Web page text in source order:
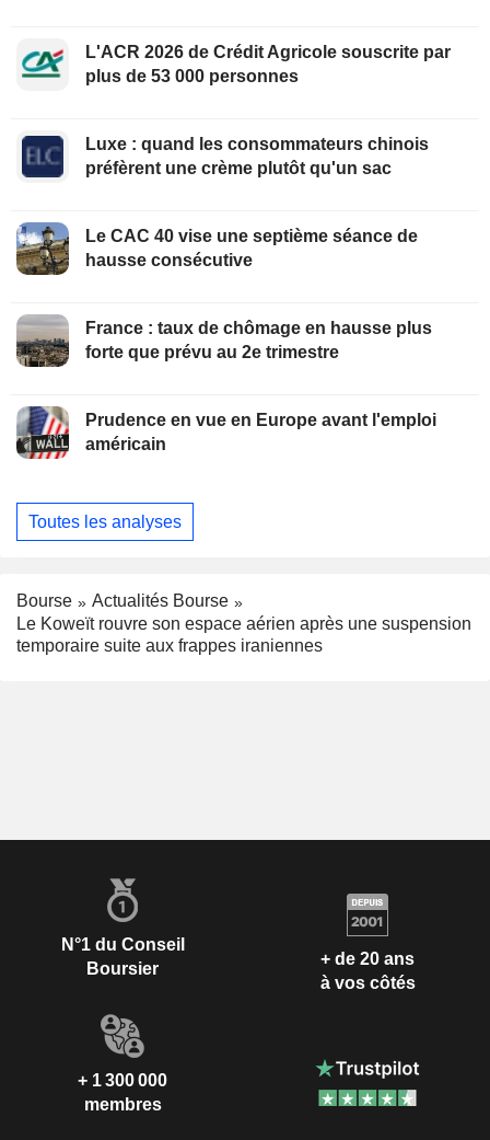
L'ACR 2026 de Crédit Agricole souscrite par
plus de 53 000 personnes
Luxe : quand les consommateurs chinois
préfèrent une crème plutôt qu'un sac
Le CAC 40 vise une septième séance de
hausse consécutive
France : taux de chômage en hausse plus
forte que prévu au 2e trimestre
Prudence en vue en Europe avant l'emploi
américain
Toutes les analyses
Bourse
Actualités Bourse
Le Koweït rouvre son espace aérien après une suspension
temporaire suite aux frappes iraniennes
N°1 du Conseil
Boursier
+ de 20 ans
à vos côtés
+ 1 300 000
membres